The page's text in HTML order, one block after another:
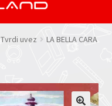
Tvrdi uvez
LA BELLA CARA